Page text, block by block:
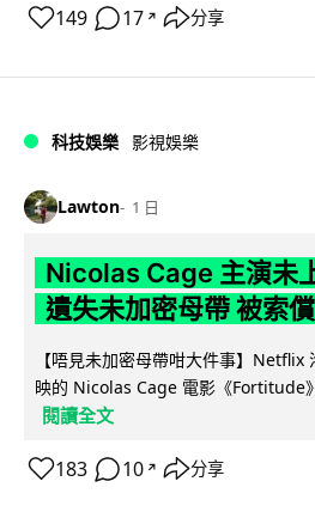
149 17 ↗ 分享
科技娛樂 影視娛樂
Lawton 1 日
Nicolas Cage 主演未
遺失未加密母帶 被索
【唔見未加密母帶咁大件事】Netflix
映的 Nicolas Cage 電影《Fortitude
閱讀全文
183 10 ↗ 分享